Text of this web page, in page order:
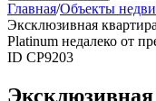
Главная/Объекты
Эксклюзивная
Platinum недалеко от
ID СP9203
Эксклюзивная